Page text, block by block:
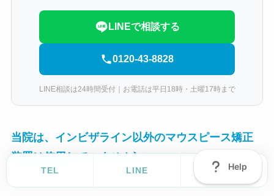
LINEで相談する
0120-43-8828
LINE相談は24時間受付｜お電話は平日18時・土曜17時まで
当院は、インビザライン以外のマウスピース矯正
装置は使用していません▶
TEL LINE Ask